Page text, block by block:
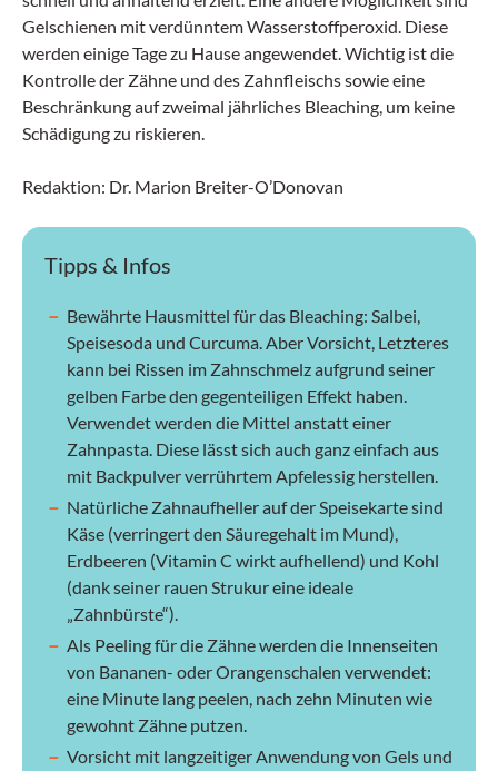
Gelschienen mit verdünntem Wasserstoffperoxid. Diese
werden einige Tage zu Hause angewendet. Wichtig ist die
Kontrolle der Zähne und des Zahnfleischs sowie eine
Beschränkung auf zweimal jährliches Bleaching, um keine
Schädigung zu riskieren.
Redaktion: Dr. Marion Breiter-O’Donovan
Tipps & Infos
Bewährte Hausmittel für das Bleaching: Salbei,
Speisesoda und Curcuma. Aber Vorsicht, Letzteres
kann bei Rissen im Zahnschmelz aufgrund seiner
gelben Farbe den gegenteiligen Effekt haben.
Verwendet werden die Mittel anstatt einer
Zahnpasta. Diese lässt sich auch ganz einfach aus
mit Backpulver verrührtem Apfelessig herstellen.
Natürliche Zahnaufheller auf der Speisekarte sind
Käse (verringert den Säuregehalt im Mund),
Erdbeeren (Vitamin C wirkt aufhellend) und Kohl
(dank seiner rauen Strukur eine ideale
„Zahnbürste“).
Als Peeling für die Zähne werden die Innenseiten
von Bananen- oder Orangenschalen verwendet:
eine Minute lang peelen, nach zehn Minuten wie
gewohnt Zähne putzen.
Vorsicht mit langzeitiger Anwendung von Gels und